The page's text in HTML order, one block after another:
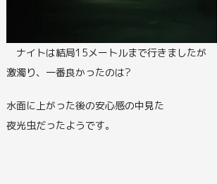
ナイトは結局15メートルまで行きましたが
激濁り、一番良かったのは?
水面に上がった後の安心感の中見た
夜光虫だったようです。